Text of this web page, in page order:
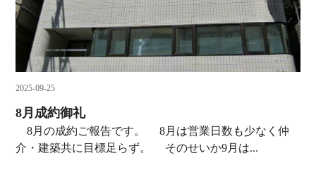
2025-09-25
8月成約御礼
8月の成約ご報告です。 8月は営業日数も少なく仲
介・建築共に目標足らず。 そのせいか9月は...